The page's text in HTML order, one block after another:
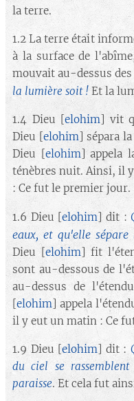
la terre. 📌
1.2 La terre était
à la surface de
mouvait au-dessus des
la lumière soit ! Et la
1.4 Dieu [elohim] vit
Dieu [elohim] sépara
Dieu [elohim] appela
ténèbres nuit. Ainsi, il
: Ce fut le premier jour.
1.6 Dieu [elohim] dit :
eaux, et qu'elle sépare
Dieu [elohim] fit
sont au-dessous de
au-dessus de
[elohim] appela
il y eut un matin : Ce
1.9 Dieu [elohim] dit :
du ciel se
paraisse. Et cela fut